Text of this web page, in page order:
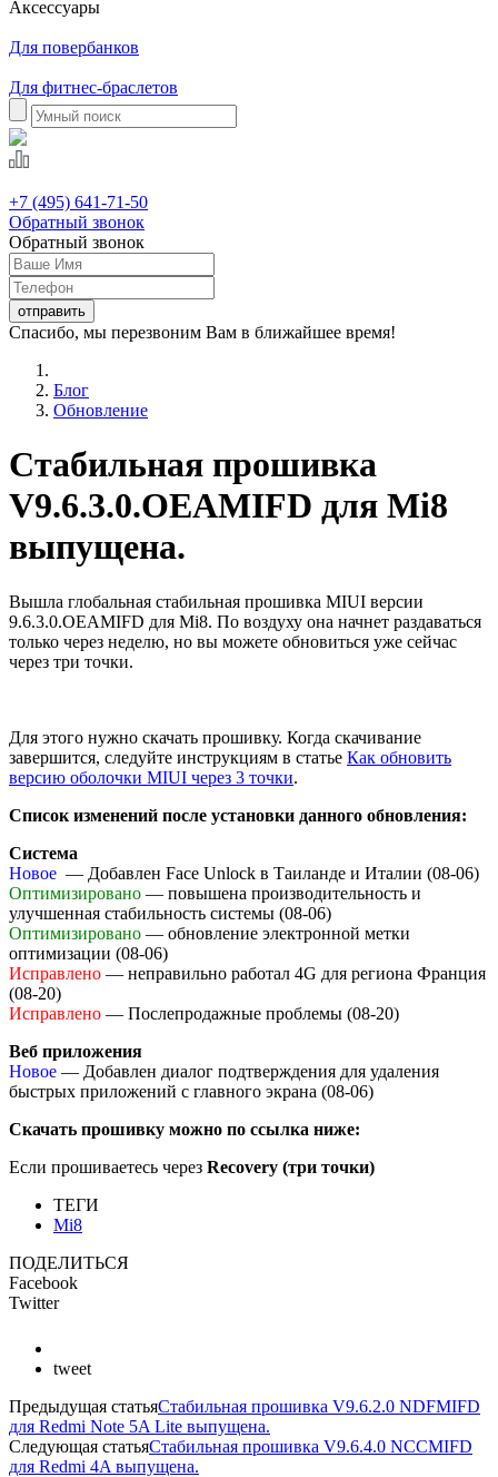
Аксессуары
Для повербанков
Для фитнес-браслетов
+7 (495) 641-71-50
Обратный звонок
Обратный звонок
Спасибо, мы перезвоним Вам в ближайшее время!
Блог
Обновление
Стабильная прошивка
V9.6.3.0.OEAMIFD для Mi8
выпущена.
Вышла глобальная стабильная прошивка MIUI версии
9.6.3.0.OEAMIFD для Mi8. По воздуху она начнет раздаваться
только через неделю, но вы можете обновиться уже сейчас
через три точки.
Для этого нужно скачать прошивку. Когда скачивание
завершится, следуйте инструкциям в статье Как обновить
версию оболочки MIUI через 3 точки.
Список изменений после установки данного обновления:
Система
Новое — Добавлен Face Unlock в Таиланде и Италии (08-06)
Оптимизировано — повышена производительность и
улучшенная стабильность системы (08-06)
Оптимизировано — обновление электронной метки
оптимизации (08-06)
Исправлено — неправильно работал 4G для региона Франция
(08-20)
Исправлено — Послепродажные проблемы (08-20)
Веб приложения
Новое — Добавлен диалог подтверждения для удаления
быстрых приложений с главного экрана (08-06)
Скачать прошивку можно по ссылка ниже:
Если прошиваетесь через Recovery (три точки)
ТЕГИ
Mi8
ПОДЕЛИТЬСЯ
Facebook
Twitter
tweet
Предыдущая статьяСтабильная прошивка V9.6.2.0 NDFMIFD
для Redmi Note 5A Lite выпущена.
Следующая статьяСтабильная прошивка V9.6.4.0 NCCMIFD
для Redmi 4A выпущена.